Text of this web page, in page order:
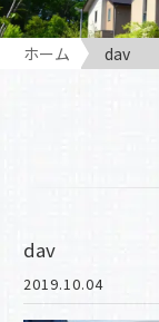
ホーム dav
dav
2019.10.04